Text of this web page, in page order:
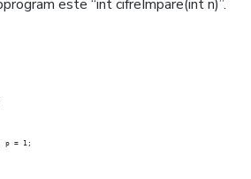
este “int cifreImpare(int n)”.
p = 1;